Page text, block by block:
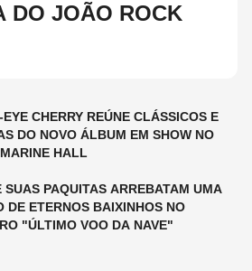
DO JOÃO ROCK
CHERRY REÚNE CLÁSSICOS E
DO NOVO ÁLBUM EM SHOW NO
HALL
SUAS PAQUITAS ARREBATAM UMA
DE ETERNOS BAIXINHOS NO
"ÚLTIMO VOO DA NAVE"